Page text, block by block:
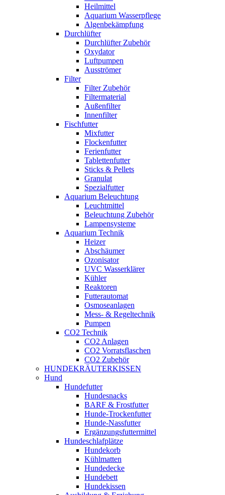
Heilmittel
Aquarium Wasserpflege
Algenbekämpfung
Durchlüfter
Durchlüfter Zubehör
Oxydator
Luftpumpen
Ausströmer
Filter
Filter Zubehör
Filtermaterial
Außenfilter
Innenfilter
Fischfutter
Mixfutter
Flockenfutter
Ferienfutter
Tablettenfutter
Sticks & Pellets
Granulat
Spezialfutter
Aquarium Beleuchtung
Leuchtmittel
Beleuchtung Zubehör
Lampensysteme
Aquarium Technik
Heizer
Abschäumer
Ozonisator
UVC Wasserklärer
Kühler
Reaktoren
Futterautomat
Osmoseanlagen
Mess- & Regeltechnik
Pumpen
CO2 Technik
CO2 Anlagen
CO2 Vorratsflaschen
CO2 Zubehör
HUNDEKRÄUTERKISSEN
Hund
Hundefutter
Hundesnacks
BARF & Frostfutter
Hunde-Trockenfutter
Hunde-Nassfutter
Ergänzungsfuttermittel
Hundeschlafplätze
Hundekorb
Kühlmatten
Hundedecke
Hundebett
Hundekissen